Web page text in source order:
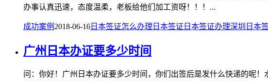
办事认真迅速，态度温柔，老板给他们加工资呀！！！...
成功案例 2018-06-16 日本签证怎么办理 日本签证 日本签证办理深圳日本
广州日本办证要多少时间
问：你好！广州日本办证要多少时间，你们出签后是发什么快递的呢